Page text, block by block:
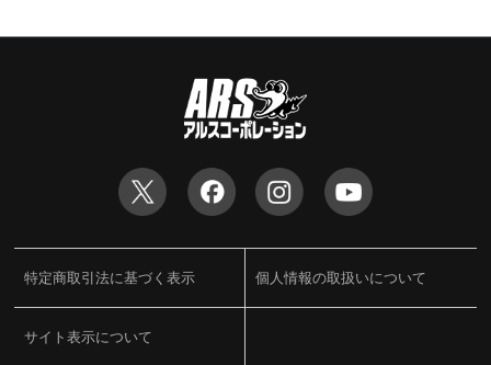
特定商取引法に基づく表示 個人情報の取扱いについて
サイト表示について